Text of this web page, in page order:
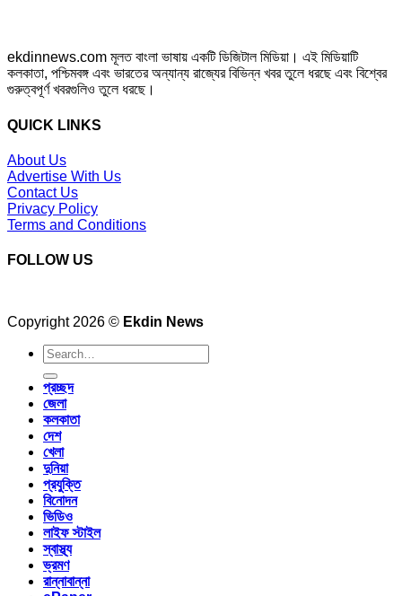
ekdinnews.com মূলত বাংলা ভাষায় একটি ডিজিটাল মিডিয়া। এই মিডিয়াটি
কলকাতা, পশ্চিমবঙ্গ এবং ভারতের অন্যান্য রাজ্যের বিভিন্ন খবর তুলে ধরছে এবং বিশ্বের
গুরুত্বপূর্ণ খবরগুলিও তুলে ধরছে।
QUICK LINKS
About Us
Advertise With Us
Contact Us
Privacy Policy
Terms and Conditions
FOLLOW US
Copyright 2026 © Ekdin News
প্রচ্ছদ
জেলা
কলকাতা
দেশ
খেলা
দুনিয়া
প্রযুক্তি
বিনোদন
ভিডিও
লাইফ স্টাইল
স্বাস্থ্য
ভ্রমণ
রান্নাবান্না